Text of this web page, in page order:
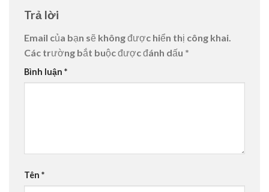
Trả lời
Email của bạn sẽ không được hiển thị công khai.
Các trường bắt buộc được đánh dấu *
Bình luận *
Tên *